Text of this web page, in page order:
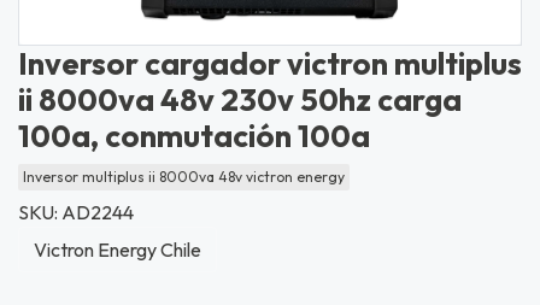
Inversor cargador victron multiplus
ii 8000va 48v 230v 50hz carga
100a, conmutación 100a
Inversor multiplus ii 8000va 48v victron energy
SKU: AD2244
Victron Energy Chile